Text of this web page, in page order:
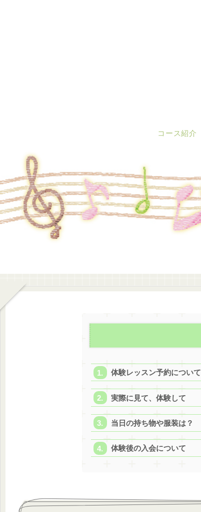
コース紹介
体験レッスン予約について
実際に見て、体験して
当日の持ち物や服装は？
体験後の入会について